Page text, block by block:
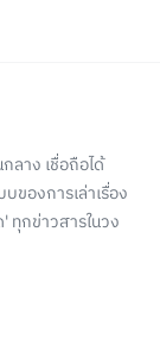
ลาง เชื่อถือได้
ของการเล่าเรื่อง
ทุกข่าวสารในวง